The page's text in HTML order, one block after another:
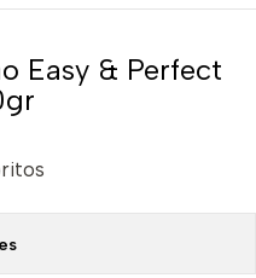
Easy & Perfect